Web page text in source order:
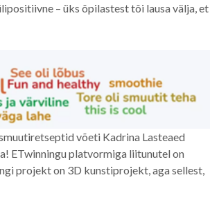
– üks õpilastest tõi lausa välja, et
võeti Kadrina Lasteaed
ETwinningu platvormiga liitunutel on
projekt on 3D kunstiprojekt, aga sellest,